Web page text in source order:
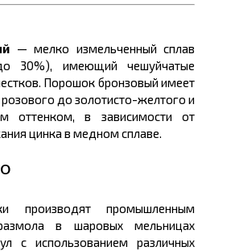
— мелко измельченный сплав
30%), имеющий чешуйчатые
Порошок бронзовый имеет
розового до золотисто-желтого и
оттенком, в зависимости от
цинка в медном сплаве.
производят промышленным
в шаровых мельницах
с использованием различных